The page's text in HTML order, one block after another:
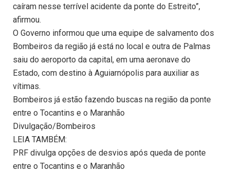
caíram nesse terrível acidente da ponte do Estreito”,
afirmou.
O Governo informou que uma equipe de salvamento dos
Bombeiros da região já está no local e outra de Palmas
saiu do aeroporto da capital, em uma aeronave do
Estado, com destino à Aguiarnópolis para auxiliar as
vítimas.
Bombeiros já estão fazendo buscas na região da ponte
entre o Tocantins e o Maranhão
Divulgação/Bombeiros
LEIA TAMBÉM:
PRF divulga opções de desvios após queda de ponte
entre o Tocantins e o Maranhão